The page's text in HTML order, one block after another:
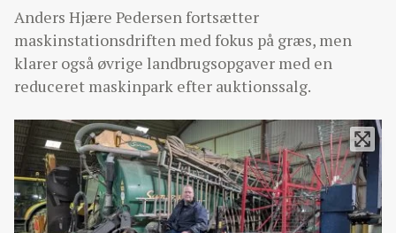
Anders Hjære Pedersen fortsætter
maskinstationsdriften med fokus på græs, men
klarer også øvrige landbrugsopgaver med en
reduceret maskinpark efter auktionssalg.